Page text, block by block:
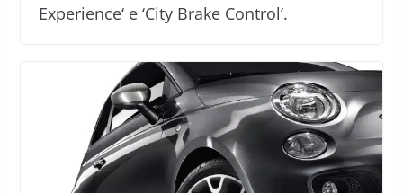
Experience‘ e ‘City Brake Control’.